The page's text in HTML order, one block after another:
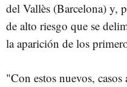
del Vallès (Barcelona) y,
de alto riesgo que se
la aparición de los
"Con estos nuevos,